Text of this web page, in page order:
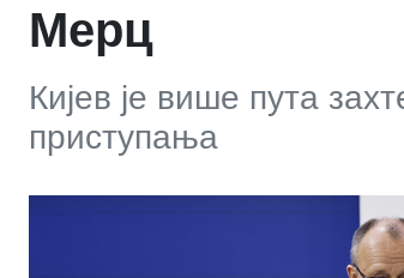
Мерц
Кијев је више пута
приступања